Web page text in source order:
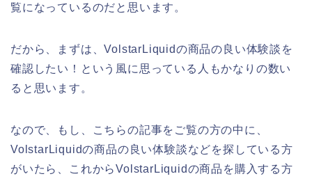
覧になっているのだと思います。
だから、まずは、VolstarLiquidの商品の良い体験談を
確認したい！という風に思っている人もかなりの数い
ると思います。
なので、もし、こちらの記事をご覧の方の中に、
VolstarLiquidの商品の良い体験談などを探している方
がいたら、これからVolstarLiquidの商品を購入する方